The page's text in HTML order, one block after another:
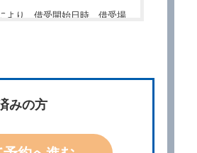
より、借受開始日時、借受場
約内容と実際に相違があっ
ものとします。
みの方